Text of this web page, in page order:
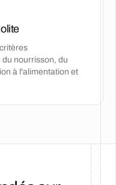
nourrisson, du
à l'alimentation et